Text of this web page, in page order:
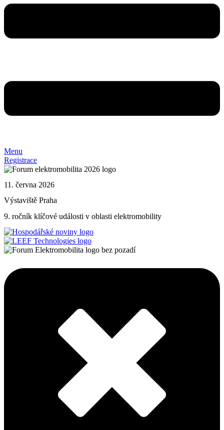
Menu
Registrace
11. června 2026
Výstaviště Praha
9. ročník klíčové události v oblasti elektromobility